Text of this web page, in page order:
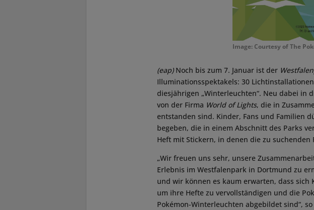
Image: Courtesy of The
(eap)Noch bis zum 7. Januar ist der
Illuminationsspektakels: 30
diesjährigen „Winterleuchten“. Neu dabei in
von der Firma World of Lights, die in
entstanden sind. Kinder, Fans und Familien
begeben, die in einem Abschnitt des Parks
Heft mit Stickern, in denen die zu
„Wir freuen uns sehr, unsere
Erlebnis im Westfalenpark in Dortmund zu
und wir können es kaum erwarten, dass
um ihre Hefte zu vervollständigen und die
Pokémon-Winterleuchten abgebildet sind“, so